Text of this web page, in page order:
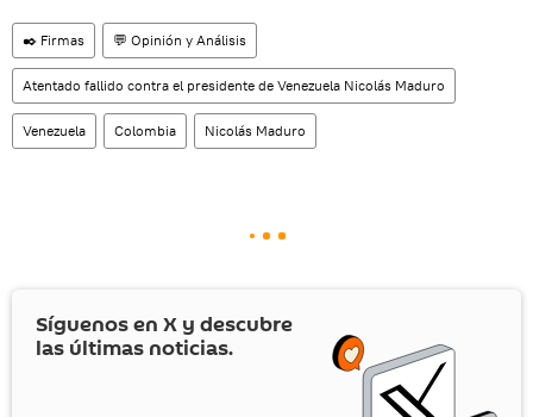
✒️ Firmas 💬 Opinión y Análisis
Atentado fallido contra el presidente de Venezuela Nicolás Maduro
Venezuela Colombia Nicolás Maduro
Síguenos en X y descubre
las últimas noticias.